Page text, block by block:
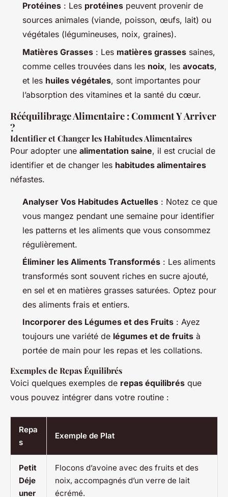
Protéines : Les protéines peuvent provenir de
sources animales (viande, poisson, œufs, lait) ou
végétales (légumineuses, noix, graines).
Matières Grasses : Les matières grasses saines,
comme celles trouvées dans les noix, les avocats,
et les huiles végétales, sont importantes pour
l’absorption des vitamines et la santé du cœur.
Rééquilibrage Alimentaire : Comment Y Arriver
?
Identifier et Changer les Habitudes Alimentaires
Pour adopter une alimentation saine, il est crucial de
identifier et de changer les habitudes alimentaires
néfastes.
Analyser Vos Habitudes Actuelles : Notez ce que
vous mangez pendant une semaine pour identifier
les patterns et les aliments que vous consommez
régulièrement.
Éliminer les Aliments Transformés : Les aliments
transformés sont souvent riches en sucre ajouté,
en sel et en matières grasses saturées. Optez pour
des aliments frais et entiers.
Incorporer des Légumes et des Fruits : Ayez
toujours une variété de légumes et de fruits à
portée de main pour les repas et les collations.
Exemples de Repas Équilibrés
Voici quelques exemples de repas équilibrés que
vous pouvez intégrer dans votre routine :
Repa
s
Exemple de Plat
Petit
Déje
uner
Flocons d’avoine avec des fruits et des
noix, accompagnés d’un verre de lait
écrémé.